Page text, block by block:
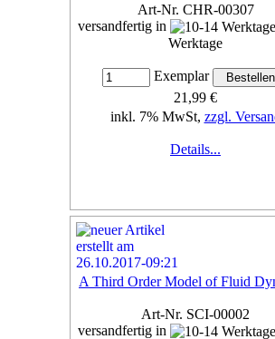
Art-Nr. CHR-00307
versandfertig in
Werktage
Exemplar
21,99 €
inkl. 7% MwSt, zzgl.
Details...
A Third Order Model of Fluid
Art-Nr. SCI-00002
versandfertig in